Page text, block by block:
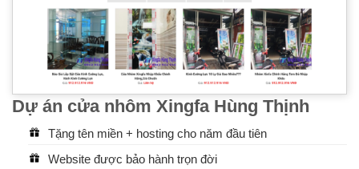
Dự án cửa nhôm Xingfa Hùng Thịnh
Tặng tên miền + hosting cho năm đầu tiên
Website được bảo hành trọn đời